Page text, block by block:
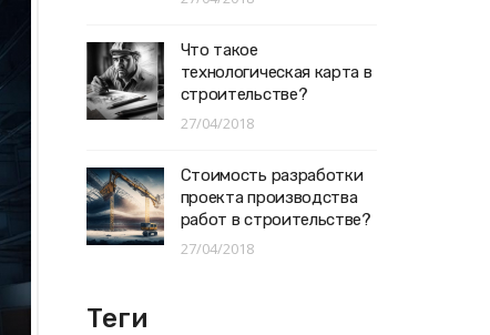
Что такое
технологическая карта в
строительстве?
27/04/2018
Стоимость разработки
проекта производства
работ в строительстве?
27/04/2018
Теги